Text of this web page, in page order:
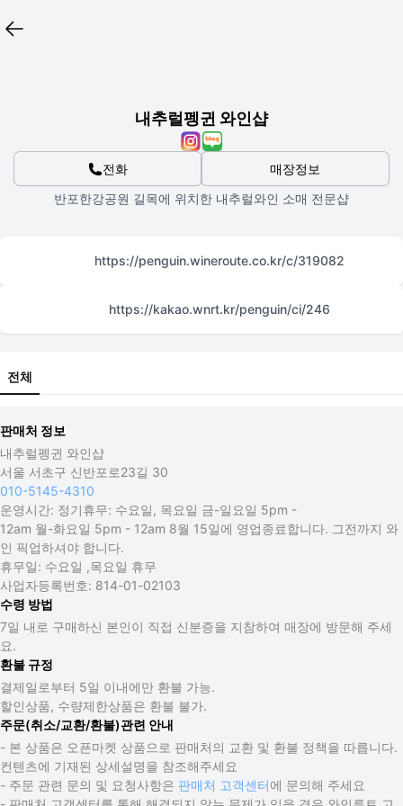
내추럴펭귄 와인샵
전화
매장정보
반포한강공원 길목에 위치한 내추럴와인 소매 전문샵
https://penguin.wineroute.co.kr/c/319082
https://kakao.wnrt.kr/penguin/ci/246
전체
판매처 정보
내추럴펭귄 와인샵
서울 서초구 신반포로23길 30
010-5145-4310
운영시간: 정기휴무: 수요일, 목요일 금-일요일 5pm -
12am 월-화요일 5pm - 12am 8월 15일에 영업종료합니다. 그전까지 와
인 픽업하셔야 합니다.
휴무일: 수요일 ,목요일 휴무
사업자등록번호: 814-01-02103
수령 방법
7일 내로 구매하신 본인이 직접 신분증을 지참하여 매장에 방문해 주세
요.
환불 규정
결제일로부터 5일 이내에만 환불 가능.
할인상품, 수량제한상품은 환불 불가.
주문(취소/교환/환불)관련 안내
- 본 상품은 오픈마켓 상품으로 판매처의 교환 및 환불 정책을 따릅니다.
컨텐츠에 기재된 상세설명을 참조해주세요
- 주문 관련 문의 및 요청사항은 판매처 고객센터에 문의해 주세요